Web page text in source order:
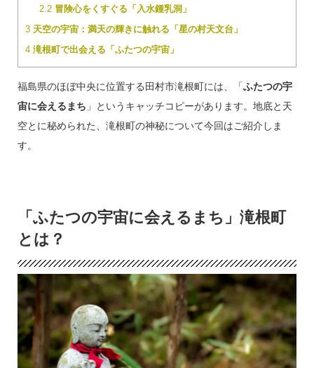
2.2冒険心をくすぐる「入水鍾乳洞」
3天空の宇宙：満天の輝きに触れる「星の村天文台」
4滝根町で出会える「ふたつの宇宙」
福島県のほぼ中央に位置する田村市滝根町には、「ふたつの宇
宙に会えるまち 」というキャッチコピーがあります。地底と天
空とに秘められた、滝根町の神秘について今回はご紹介しま
す。
「ふたつの宇宙に会えるまち」滝根町
とは？